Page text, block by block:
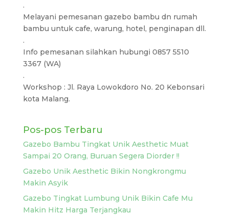
.
Melayani pemesanan gazebo bambu dn rumah
bambu untuk cafe, warung, hotel, penginapan dll.
.
Info pemesanan silahkan hubungi 0857 5510
3367 (WA)
.
Workshop : Jl. Raya Lowokdoro No. 20 Kebonsari
kota Malang.
Pos-pos Terbaru
Gazebo Bambu Tingkat Unik Aesthetic Muat
Sampai 20 Orang, Buruan Segera Diorder !!
Gazebo Unik Aesthetic Bikin Nongkrongmu
Makin Asyik
Gazebo Tingkat Lumbung Unik Bikin Cafe Mu
Makin Hitz Harga Terjangkau